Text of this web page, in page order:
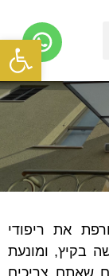
פתח
את ריפודי
בקיץ, ומונעת